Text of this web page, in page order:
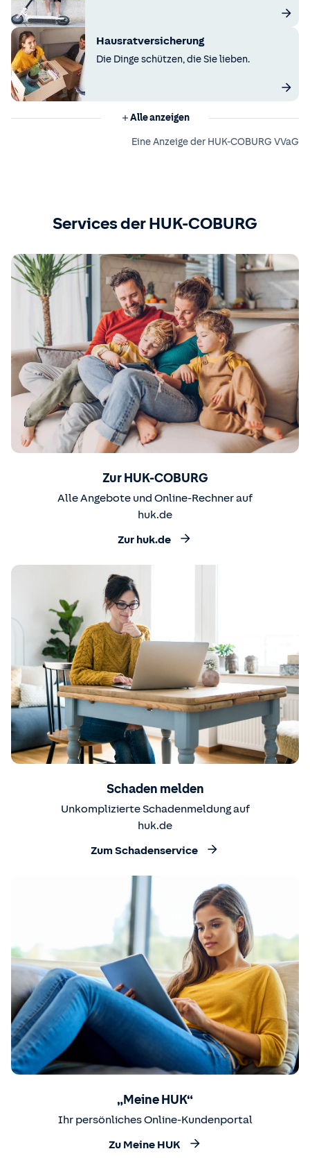
Hausratversicherung
Die Dinge schützen, die Sie lieben.
Alle anzeigen
Eine Anzeige der HUK-COBURG VVaG
Services der HUK-COBURG
Zur HUK-COBURG
Alle Angebote und Online-Rechner auf
huk.de
Zur huk.de
Schaden melden
Unkomplizierte Schadenmeldung auf
huk.de
Zum Schadenservice
„Meine HUK“
Ihr persönliches Online-Kundenportal
Zu Meine HUK